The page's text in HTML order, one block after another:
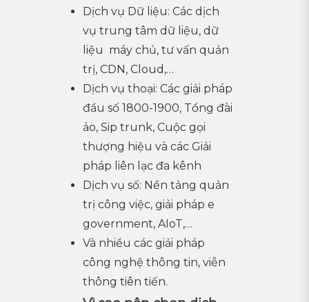
Dịch vụ Dữ liệu: Các dịch
vụ trung tâm dữ liệu, dữ
liệu máy chủ, tư vấn quản
trị, CDN, Cloud,…
Dịch vụ thoại: Các giải pháp
đầu số 1800-1900, Tổng đài
ảo, Sip trunk, Cuộc gọi
thượng hiệu và các Giải
pháp liên lạc đa kênh
Dịch vụ số: Nền tảng quản
trị công việc, giải pháp e
government, AIoT,…
Và nhiều các giải pháp
công nghệ thông tin, viễn
thông tiên tiến.